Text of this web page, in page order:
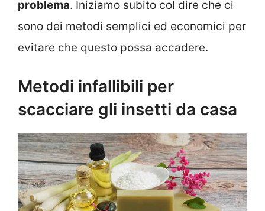
problema. Iniziamo subito col dire che ci
sono dei metodi semplici ed economici per
evitare che questo possa accadere.
Metodi infallibili per
scacciare gli insetti da casa